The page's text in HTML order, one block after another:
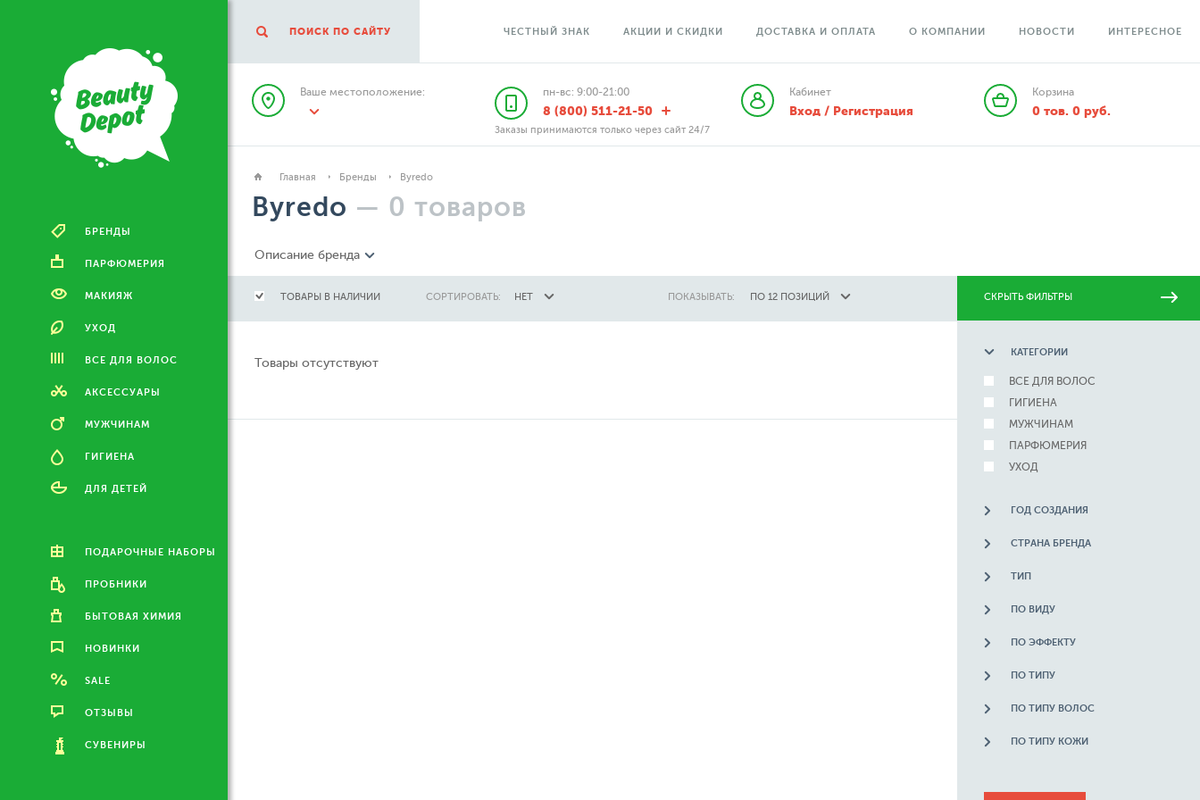
БРЕНДЫ
ПАРФЮМЕРИЯ
МАКИЯЖ
УХОД
ВСЕ ДЛЯ ВОЛОС
АКСЕССУАРЫ
МУЖЧИНАМ
ГИГИЕНА
ДЛЯ ДЕТЕЙ
ПОДАРОЧНЫЕ НАБОРЫ
ПРОБНИКИ
БЫТОВАЯ ХИМИЯ
НОВИНКИ
SALE
ОТЗЫВЫ
СУВЕНИРЫ
ПОИСК ПО САЙТУ ЧЕСТНЫЙ ЗНАК АКЦИИ И СКИДКИ ДОСТАВКА И ОПЛАТА О КОМПАНИИ НОВОСТИ ИНТЕРЕСНОЕ
Ваше местоположение: пн-вс: 9:00-21:00
8 (800) 511-21-50
Заказы принимаются только через сайт 24/7
Кабинет
Вход / Регистрация
Корзина
0 тов. 0руб.
Главная Бренды Byredo
Byredo — 0 товаров
Описание бренда
ТОВАРЫ В НАЛИЧИИ СОРТИРОВАТЬ: НЕТ ПОКАЗЫВАТЬ: ПО 12 ПОЗИЦИЙ СКРЫТЬ ФИЛЬТРЫ
Товары отсутствуют
КАТЕГОРИИ
ВСЕ ДЛЯ ВОЛОС
ГИГИЕНА
МУЖЧИНАМ
ПАРФЮМЕРИЯ
УХОД
ГОД СОЗДАНИЯ
СТРАНА БРЕНДА
ТИП
ПО ВИДУ
ПО ЭФФЕКТУ
ПО ТИПУ
ПО ТИПУ ВОЛОС
ПО ТИПУ КОЖИ